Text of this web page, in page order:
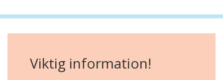
Viktig information!